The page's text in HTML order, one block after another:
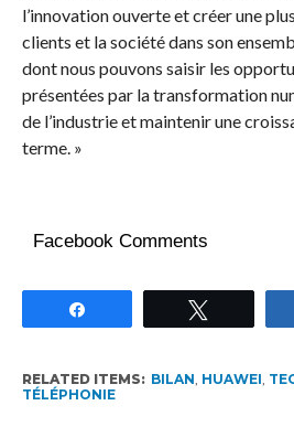
l’innovation ouverte et créer une
clients et la société dans son
dont nous pouvons saisir les
présentées par la transformation
de l’industrie et maintenir une
terme. »
Facebook Comments
RELATED ITEMS: BILAN HUAWEI
TÉLÉPHONIE